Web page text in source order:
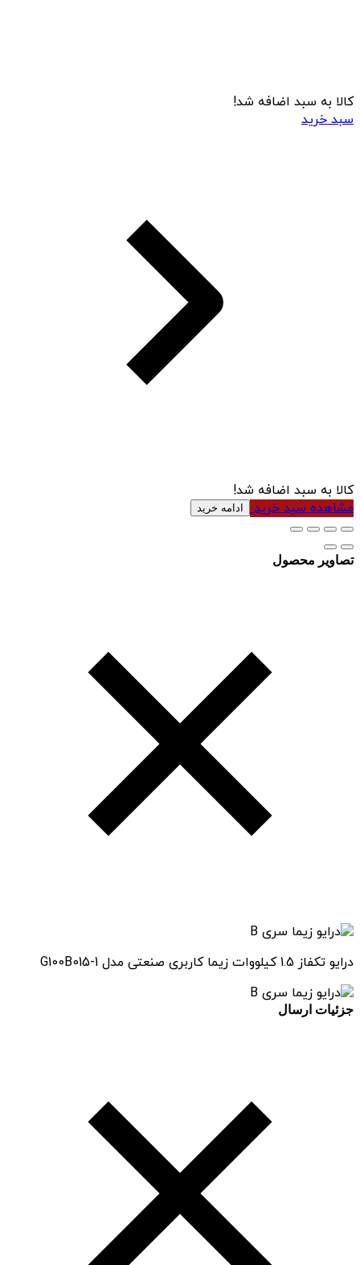
کالا به سبد اضافه شد!
سبد خرید
کالا به سبد اضافه شد!
مشاهده سبد خرید
ادامه خرید
تصاویر محصول
درایو تکفاز 1.5 کیلووات زیما کاربری صنعتی مدل G100B015-1
جزئیات ارسال